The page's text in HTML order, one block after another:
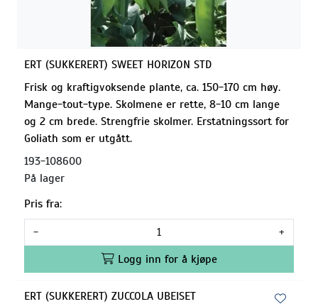
ERT (SUKKERERT) SWEET HORIZON STD
Frisk og kraftigvoksende plante, ca. 150-170 cm høy.
Mange-tout-type. Skolmene er rette, 8-10 cm lange
og 2 cm brede. Strengfrie skolmer. Erstatningssort for
Goliath som er utgått.
193-108600
På lager
Pris fra:
-
+
Logg inn for å kjøpe
ERT (SUKKERERT) ZUCCOLA UBEISET